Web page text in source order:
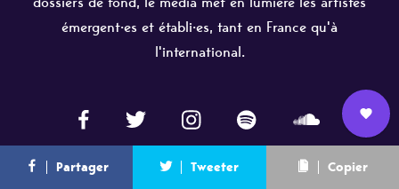
L’équipe
Nous
rejoindre
Newsletter
Partager Tweeter Copier
émergent·es et établi·es, tant en France qu'à
l'international.
ACTU ARTISTES